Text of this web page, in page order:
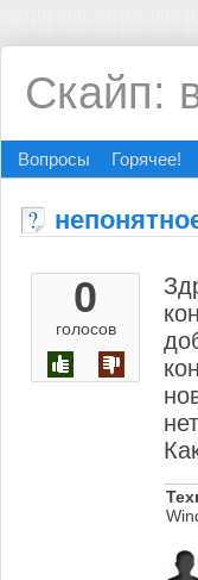
Скайп:
Вопросы Горячее!
0
голосов